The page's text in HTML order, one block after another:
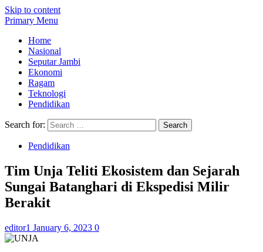
Skip to content
Primary Menu
Home
Nasional
Seputar Jambi
Ekonomi
Ragam
Teknologi
Pendidikan
Search for:
Pendidikan
Tim Unja Teliti Ekosistem dan Sejarah
Sungai Batanghari di Ekspedisi Milir
Berakit
editor1 January 6, 2023 0